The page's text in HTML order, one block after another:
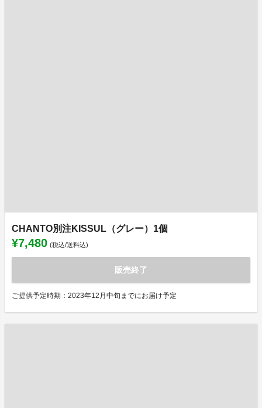
CHANTO別注KISSUL（グレー）1個
¥7,480 (税込/送料込)
販売終了
ご提供予定時期：2023年12月中旬までにお届け予定